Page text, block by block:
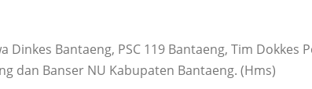
Bantaeng, PSC 119 Bantaeng, Tim Dokkes
dan Banser NU Kabupaten Bantaeng. (Hms)